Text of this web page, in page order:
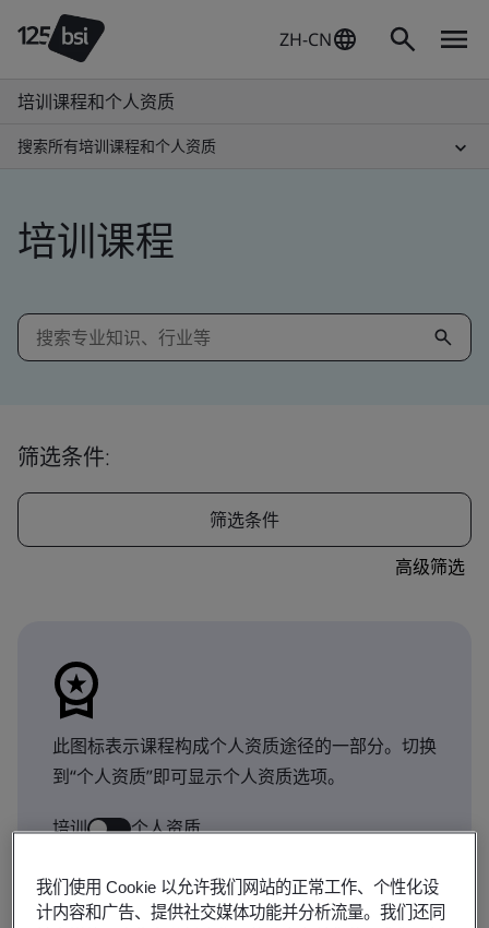
ZH-CN
培训课程和个人资质
搜索所有培训课程和个人资质
培训课程
筛选条件:
筛选条件
高级筛选
此图标表示课程构成个人资质途径的一部分。切换
到“个人资质”即可显示个人资质选项。
培训 个人资质
显示 1-9 / 361 条结果
我们使用 Cookie 以允许我们网站的正常工作、个性化设
计内容和广告、提供社交媒体功能并分析流量。我们还同